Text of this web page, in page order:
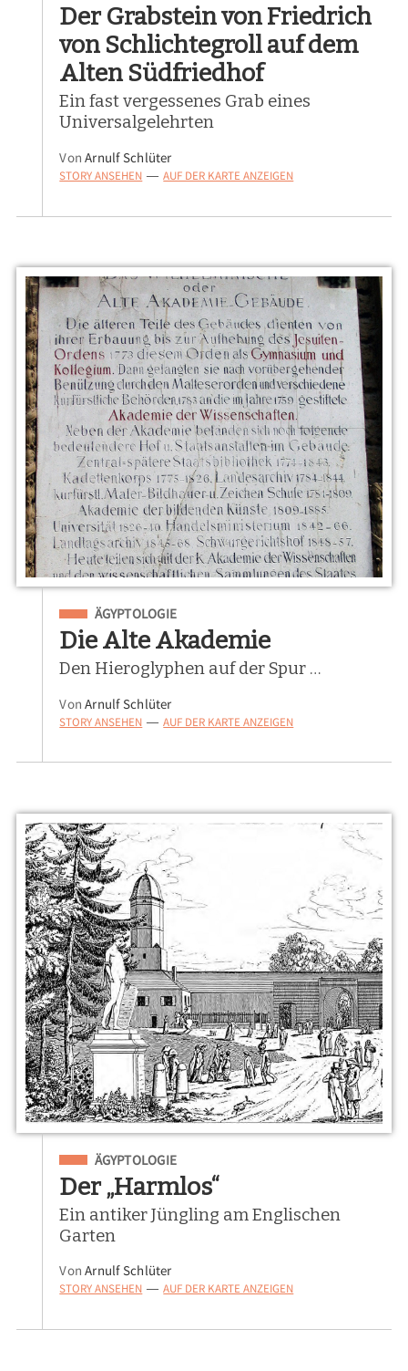
Der Grabstein von Friedrich
von Schlichtegroll auf dem
Alten Südfriedhof
Ein fast vergessenes Grab eines
Universalgelehrten
VonArnulf Schlüter
STORY ANSEHEN — AUF DER KARTE ANZEIGEN
Eingeordnet unter
ÄGYPTOLOGIE
Die Alte Akademie
Den Hieroglyphen auf der Spur …
VonArnulf Schlüter
STORY ANSEHEN — AUF DER KARTE ANZEIGEN
Eingeordnet unter
ÄGYPTOLOGIE
Der „Harmlos“
Ein antiker Jüngling am Englischen
Garten
VonArnulf Schlüter
STORY ANSEHEN — AUF DER KARTE ANZEIGEN